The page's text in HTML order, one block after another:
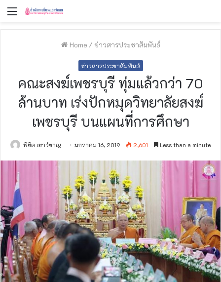
Menu
Home / ข่าวสารประชาสัมพันธ์
ข่าวสารประชาสัมพันธ์
คณะสงฆ์​เพชรบุรี ทุ่มแล้วกว่า 70
ล้านบาท เร่งปักหมุดวิทยาลัยสงฆ์
เพชรบุรี บนแผนที่การศึกษา
พิชิต เชาว์ชาญ มกราคม 16, 2019 2,601 Less than a minute